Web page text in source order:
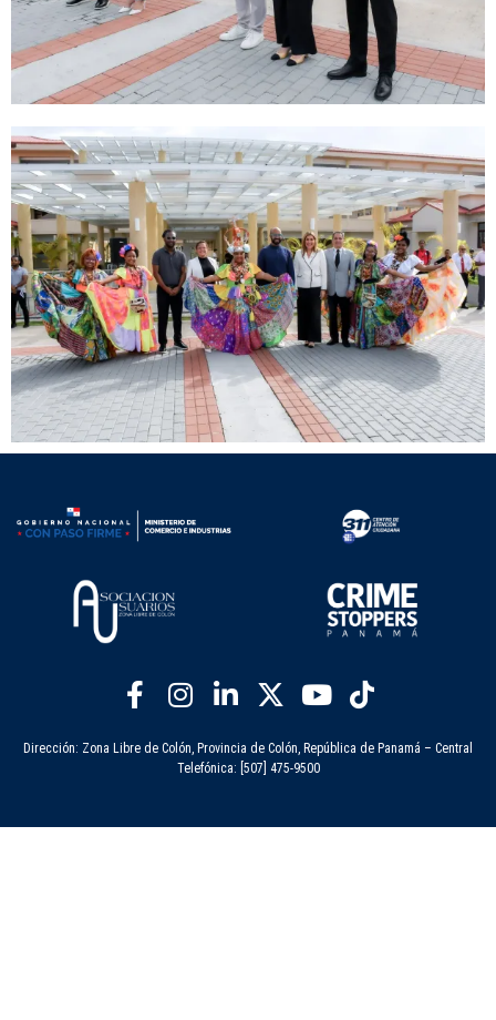
Dirección: Zona Libre de Colón, Provincia de Colón, República de Panamá – Central
Telefónica: [507] 475-9500